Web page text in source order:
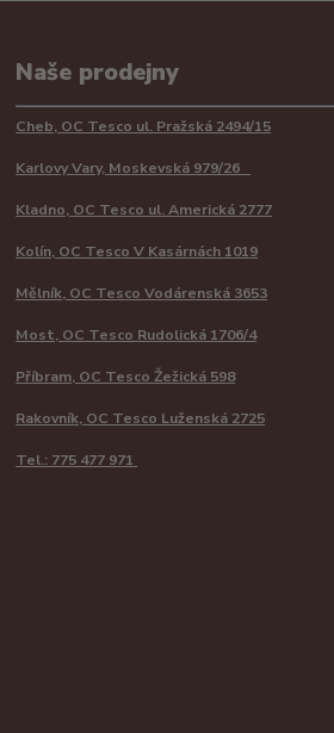
Naše prodejny
Cheb, OC Tesco ul. Pražská 2494/15
Karlovy Vary, Moskevská 979/26
Kladno, OC Tesco ul. Americká 2777
Kolín, OC Tesco V Kasárnách 1019
Mělník, OC Tesco Vodárenská 3653
Most, OC Tesco Rudolická 1706/4
Příbram, OC Tesco Žežická 598
Rakovník, OC Tesco Luženská 2725
Tel.: 775 477 971